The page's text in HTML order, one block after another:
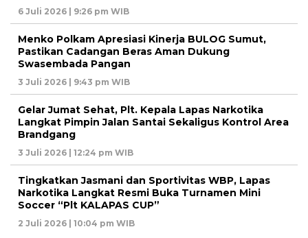
6 Juli 2026 | 9:26 pm WIB
Menko Polkam Apresiasi Kinerja BULOG Sumut,
Pastikan Cadangan Beras Aman Dukung
Swasembada Pangan
3 Juli 2026 | 9:43 pm WIB
Gelar Jumat Sehat, Plt. Kepala Lapas Narkotika
Langkat Pimpin Jalan Santai Sekaligus Kontrol Area
Brandgang
3 Juli 2026 | 12:24 pm WIB
Tingkatkan Jasmani dan Sportivitas WBP, Lapas
Narkotika Langkat Resmi Buka Turnamen Mini
Soccer “Plt KALAPAS CUP”
2 Juli 2026 | 10:04 pm WIB